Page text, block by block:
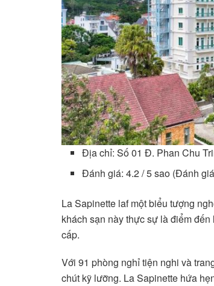
Địa chỉ: Số 01 Đ. Phan Chu
Đánh giá: 4.2 / 5 sao (Đánh
La Sapinette laf một biểu tượng
khách sạn này thực sự là điểm
cấp.
Với 91 phòng nghỉ tiện nghi và
chút kỹ lưỡng. La Sapinette hứa